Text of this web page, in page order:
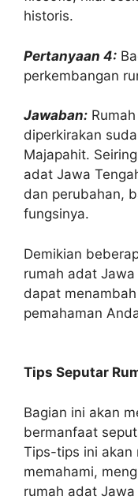
historis.
Pertanyaan 4:
perkembangan
Jawaban:
diperkirakan
Majapahit.
adat Jawa
dan perubahan,
fungsinya.
Demikian
rumah adat
dapat
pemahaman
Tips Seputar
Bagian ini akan
bermanfaat
Tips-tips ini akan
memahami,
rumah adat Jawa